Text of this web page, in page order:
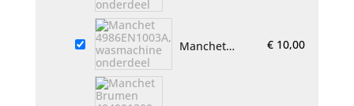
onderdeel
Manchet
€10,00